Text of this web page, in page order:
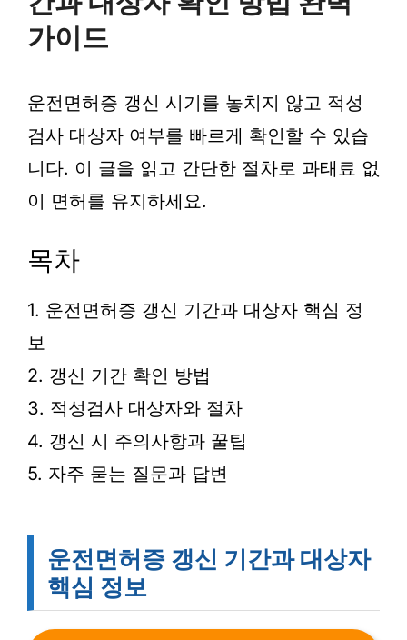
가이드
운전면허증 갱신 시기를 놓치지 않고 적성
검사 대상자 여부를 빠르게 확인할 수 있습
니다. 이 글을 읽고 간단한 절차로 과태료 없
이 면허를 유지하세요.
목차
1. 운전면허증 갱신 기간과 대상자 핵심 정
보
2. 갱신 기간 확인 방법
3. 적성검사 대상자와 절차
4. 갱신 시 주의사항과 꿀팁
5. 자주 묻는 질문과 답변
운전면허증 갱신 기간과 대상자
핵심 정보